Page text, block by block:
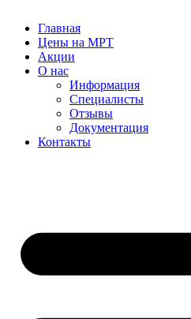
Главная
Цены на МРТ
Акции
О нас
Информация
Специалисты
Отзывы
Документация
Контакты